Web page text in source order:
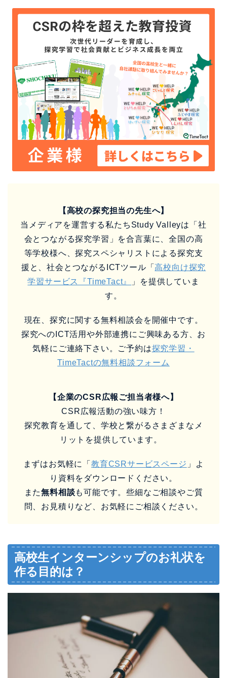
【高校の探究担当の先生へ】
当メディアを運営する私たちStudy Valleyは「社
会とつながる探究学習」を合言葉に、全国の高
等学校様へ、探究スペシャリストによる探究支
援と、社会とつながるICTツール「高校向け探究
学習サービス『TimeTact』
」を提供していま
す。
現在、探究に関する無料相談会を開催中です。
探究へのICT活用や外部連携にご興味ある方、お
気軽にご連絡下さい。ご予約は探究学習・
TimeTactの無料相談フォーム
【企業のCSR広報ご担当者様へ】
CSR広報活動の強い味方！
探究教育を通して、学校と繋がるさまざまなメ
リットを提供しています。
まずはお気軽に「教育CSRサービスページ 」よ
り資料をダウンロードください。
また無料相談も可能です。些細なご相談やご質
問、お見積りなど、お気軽にご相談ください。
高校生インターンシップのお礼状を
作る目的は？